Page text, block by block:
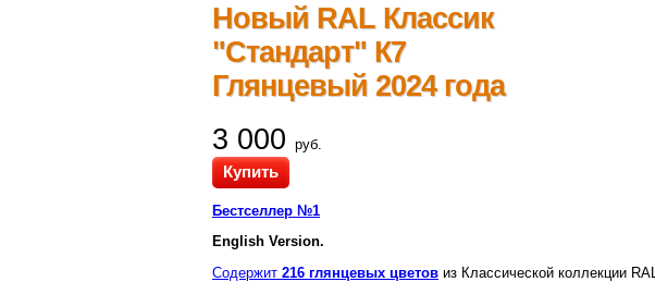
Новый RAL Классик
"Стандарт" К7
Глянцевый 2024 года
3 000 руб.
Купить
Бестселлер №1
English Version.
Содержит 216 глянцевых цветов из Классической коллекции RAL